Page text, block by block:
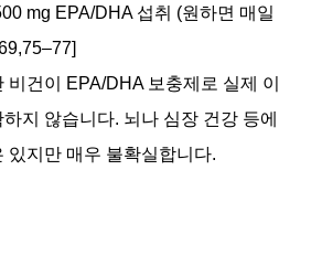
mg EPA/DHA 섭취 (원하면 매일
비건이 EPA/DHA 보충제로 실제 이
지 않습니다. 뇌나 심장 건강 등에
있지만 매우 불확실합니다.